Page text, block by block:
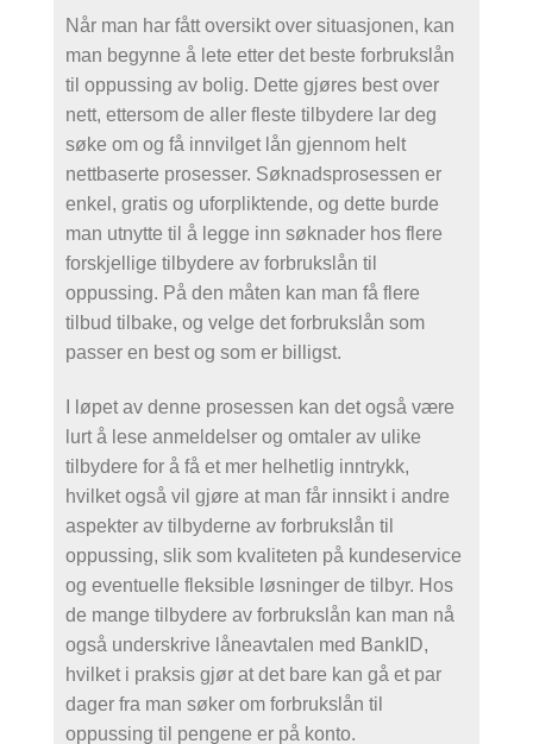
Når man har fått oversikt over situasjonen, kan
man begynne å lete etter det beste forbrukslån
til oppussing av bolig. Dette gjøres best over
nett, ettersom de aller fleste tilbydere lar deg
søke om og få innvilget lån gjennom helt
nettbaserte prosesser. Søknadsprosessen er
enkel, gratis og uforpliktende, og dette burde
man utnytte til å legge inn søknader hos flere
forskjellige tilbydere av forbrukslån til
oppussing. På den måten kan man få flere
tilbud tilbake, og velge det forbrukslån som
passer en best og som er billigst.
I løpet av denne prosessen kan det også være
lurt å lese anmeldelser og omtaler av ulike
tilbydere for å få et mer helhetlig inntrykk,
hvilket også vil gjøre at man får innsikt i andre
aspekter av tilbyderne av forbrukslån til
oppussing, slik som kvaliteten på kundeservice
og eventuelle fleksible løsninger de tilbyr. Hos
de mange tilbydere av forbrukslån kan man nå
også underskrive låneavtalen med BankID,
hvilket i praksis gjør at det bare kan gå et par
dager fra man søker om forbrukslån til
oppussing til pengene er på konto.